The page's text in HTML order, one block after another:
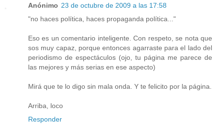
Anónimo 23 de octubre de 2009 a las 17:58
"no haces política, haces propaganda política..."
Eso es un comentario inteligente. Con respeto, se nota que
sos muy capaz, porque entonces agarraste para el lado del
periodismo de espectáculos (ojo, tu página me parece de
las mejores y más serias en ese aspecto)
Mirá que te lo digo sin mala onda. Y te felicito por la página.
Arriba, loco
Responder